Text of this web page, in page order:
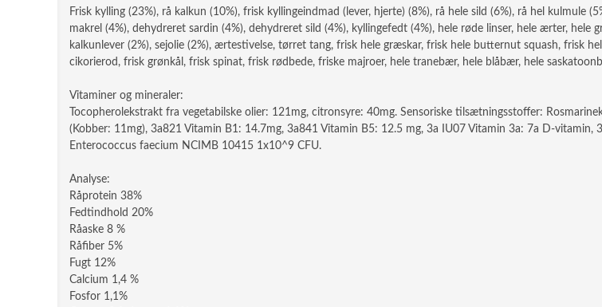
Frisk kylling (23%), rå kalkun (10%), frisk kyllingeindmad (lever, hjerte) (8%), rå hele sild (6%), rå hel kulmule
makrel (4%), dehydreret sardin (4%), dehydreret sild (4%), kyllingefedt (4%), hele røde linser, hele ærter,
kalkunlever (2%), sejolie (2%), ærtestivelse, tørret tang, frisk hele græskar, frisk hele butternut squash, frisk
cikorierod, frisk grønkål, frisk spinat, frisk rødbede, friske majroer, hele tranebær, hele blåbær, hele
Vitaminer og mineraler:
Tocopherolekstrakt fra vegetabilske olier: 121mg, citronsyre: 40mg. Sensoriske tilsætningsstoffer:
(Kobber: 11mg), 3a821 Vitamin B1: 14.7mg, 3a841 Vitamin B5: 12.5 mg, 3a IU07 Vitamin 3a: 7a D-
Enterococcus faecium NCIMB 10415 1x10^9 CFU.
Analyse:
Råprotein 38%
Fedtindhold 20%
Råaske 8 %
Råfiber 5%
Fugt 12%
Calcium 1,4 %
Fosfor 1,1%